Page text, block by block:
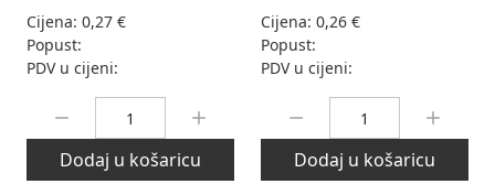
Cijena: 0,27 €
Popust:
PDV u cijeni:
Dodaj u košaricu
Cijena: 0,26 €
Popust:
PDV u cijeni:
Dodaj u košaricu